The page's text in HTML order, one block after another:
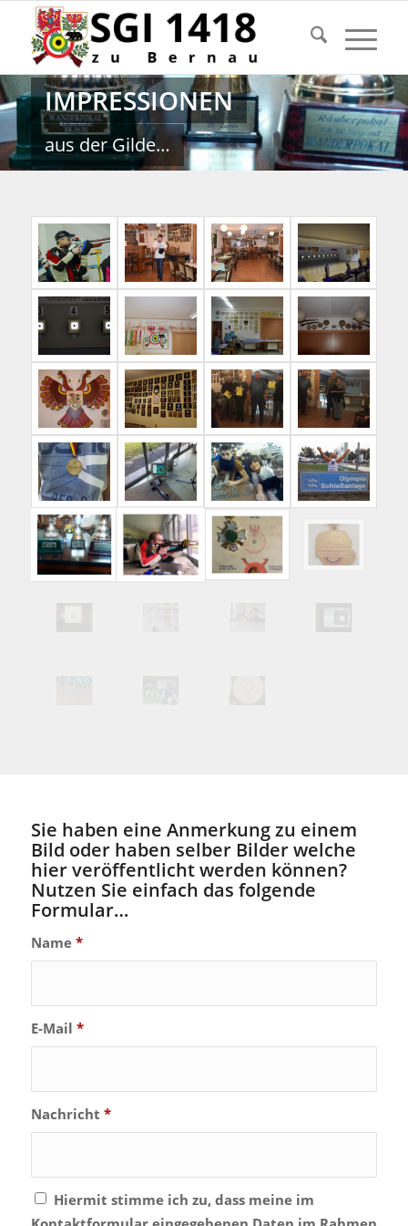
IMPRESSIONEN
aus der Gilde…
Sie haben eine Anmerkung zu einem
Bild oder haben selber Bilder welche
hier veröffentlicht werden können?
Nutzen Sie einfach das folgende
Formular…
Name *
E-Mail *
Nachricht *
Hiermit stimme ich zu, dass meine im